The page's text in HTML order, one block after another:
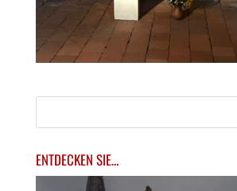
ENTDECKEN SIE…